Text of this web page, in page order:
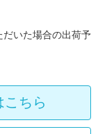
いた場合の出荷予
ちら